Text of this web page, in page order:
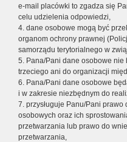
e-mail placówki to zgadza się
celu udzielenia odpowiedzi,
4. dane osobowe mogą być
organom ochrony prawnej
samorządu terytorialnego w
5. Pana/Pani dane osobowe
trzeciego ani do organizacji
6. Pana/Pani dane osobowe
i w zakresie niezbędnym do
7. przysługuje Panu/Pani
osobowych oraz ich
przetwarzania lub prawo do
przetwarzania,